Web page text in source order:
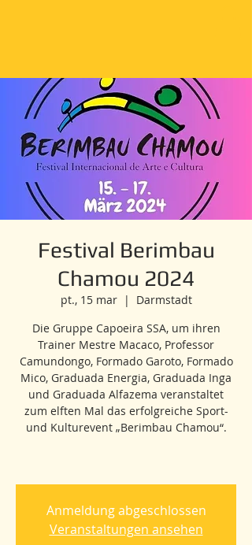
Festival Berimbau
Chamou 2024
pt., 15 mar
  |
Darmstadt
Die Gruppe Capoeira SSA, um ihren
Trainer Mestre Macaco, Professor
Camundongo, Formado Garoto, Formado
Mico, Graduada Energia, Graduada Inga
und Graduada Alfazema veranstaltet
zum elften Mal das erfolgreiche Sport-
und Kulturevent „Berimbau Chamou“.
Anmeldung abgeschlossen
Veranstaltungen ansehen